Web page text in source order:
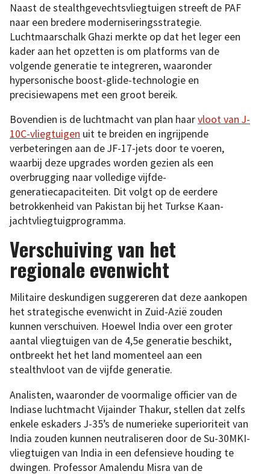
Naast de stealthgevechtsvliegtuigen streeft de PAF
naar een bredere moderniseringsstrategie.
Luchtmaarschalk Ghazi merkte op dat het leger een
kader aan het opzetten is om platforms van de
volgende generatie te integreren, waaronder
hypersonische boost-glide-technologie en
precisiewapens met een groot bereik.
Bovendien is de luchtmacht van plan haarvloot van J-
10C-vliegtuigen uit te breiden en ingrijpende
verbeteringen aan de JF-17-jets door te voeren,
waarbij deze upgrades worden gezien als een
overbrugging naar volledige vijfde-
generatiecapaciteiten. Dit volgt op de eerdere
betrokkenheid van Pakistan bij het Turkse Kaan-
jachtvliegtuigprogramma.
Verschuiving van het
regionale evenwicht
Militaire deskundigen suggereren dat deze aankopen
het strategische evenwicht in Zuid-Azië zouden
kunnen verschuiven. Hoewel India over een groter
aantal vliegtuigen van de 4,5e generatie beschikt,
ontbreekt het het land momenteel aan een
stealthvloot van de vijfde generatie.
Analisten, waaronder de voormalige officier van de
Indiase luchtmacht Vijainder Thakur, stellen dat zelfs
enkele eskaders J-35’s de numerieke superioriteit van
India zouden kunnen neutraliseren door de Su-30MKI-
vliegtuigen van India in een defensieve houding te
dwingen. Professor Amalendu Misra van de